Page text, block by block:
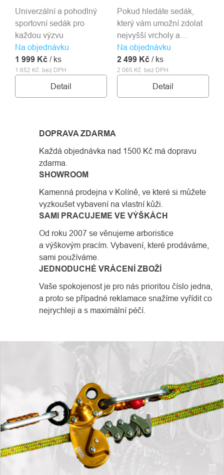
Na objednávku
1 652 Kč bez DPH
1 999 Kč / ks
Detail
Univerzální a pohodlný
sportovní sedák pro
každou výzvu
Na objednávku
2 065 Kč bez DPH
2 499 Kč / ks
Detail
Pokud hledáte sedák,
který vám umožní zdolat
nejvyšší vrcholy a
nejdelší stěny, pak je
Slight 4B právě pro vás.
Tento sportovní sedák je
tak lehký a tenký, že si ho
ani nevšimnete na těle.
rychlosponám.
DOPRAVA ZDARMA
Každá objednávka nad 1500 Kč má dopravu
zdarma.
SHOWROOM
Kamenná prodejna v Kolíně, ve které si můžete
vyzkoušet vybavení na vlastní kůži.
SAMI PRACUJEME VE VÝŠKÁCH
Od roku 2007 se věnujeme arboristice
a výškovým pracím. Vybavení, které prodáváme,
sami používáme.
JEDNODUCHÉ VRÁCENÍ ZBOŽÍ
Vaše spokojenost je pro nás prioritou číslo jedna,
a proto se případné reklamace snažíme vyřídit co
nejrychleji a s maximální péčí.